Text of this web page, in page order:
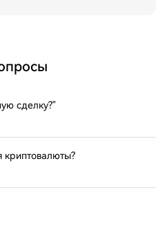
сделку?"
криптовалюты?